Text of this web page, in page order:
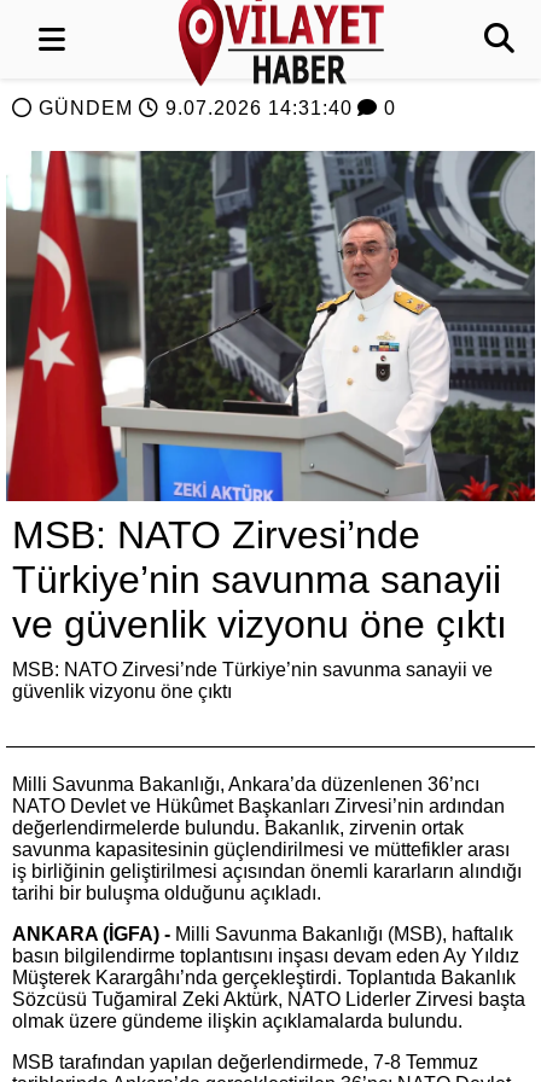
GÜNDEM 9.07.2026 14:31:40 0
MSB: NATO Zirvesi’nde
Türkiye’nin savunma sanayii
ve güvenlik vizyonu öne çıktı
MSB: NATO Zirvesi’nde Türkiye’nin savunma sanayii ve
güvenlik vizyonu öne çıktı
Milli Savunma Bakanlığı, Ankara’da düzenlenen 36’ncı
NATO Devlet ve Hükûmet Başkanları Zirvesi’nin ardından
değerlendirmelerde bulundu. Bakanlık, zirvenin ortak
savunma kapasitesinin güçlendirilmesi ve müttefikler arası
iş birliğinin geliştirilmesi açısından önemli kararların alındığı
tarihi bir buluşma olduğunu açıkladı.
ANKARA (İGFA) - Milli Savunma Bakanlığı (MSB), haftalık
basın bilgilendirme toplantısını inşası devam eden Ay Yıldız
Müşterek Karargâhı’nda gerçekleştirdi. Toplantıda Bakanlık
Sözcüsü Tuğamiral Zeki Aktürk, NATO Liderler Zirvesi başta
olmak üzere gündeme ilişkin açıklamalarda bulundu.
MSB tarafından yapılan değerlendirmede, 7-8 Temmuz